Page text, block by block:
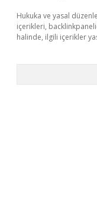
Hukuka ve yasal
içerikleri,
halinde, ilgili içerikler